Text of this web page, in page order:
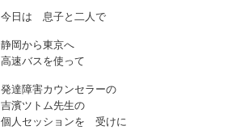
今日は 息子と二人で
静岡から東京へ
高速バスを使って
発達障害カウンセラーの
吉濱ツトム先生の
個人セッションを 受けに